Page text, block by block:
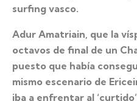
surfing vasco.
Adur Amatriain, que la
octavos de final de un
puesto que había
mismo escenario de
iba a enfrentar al